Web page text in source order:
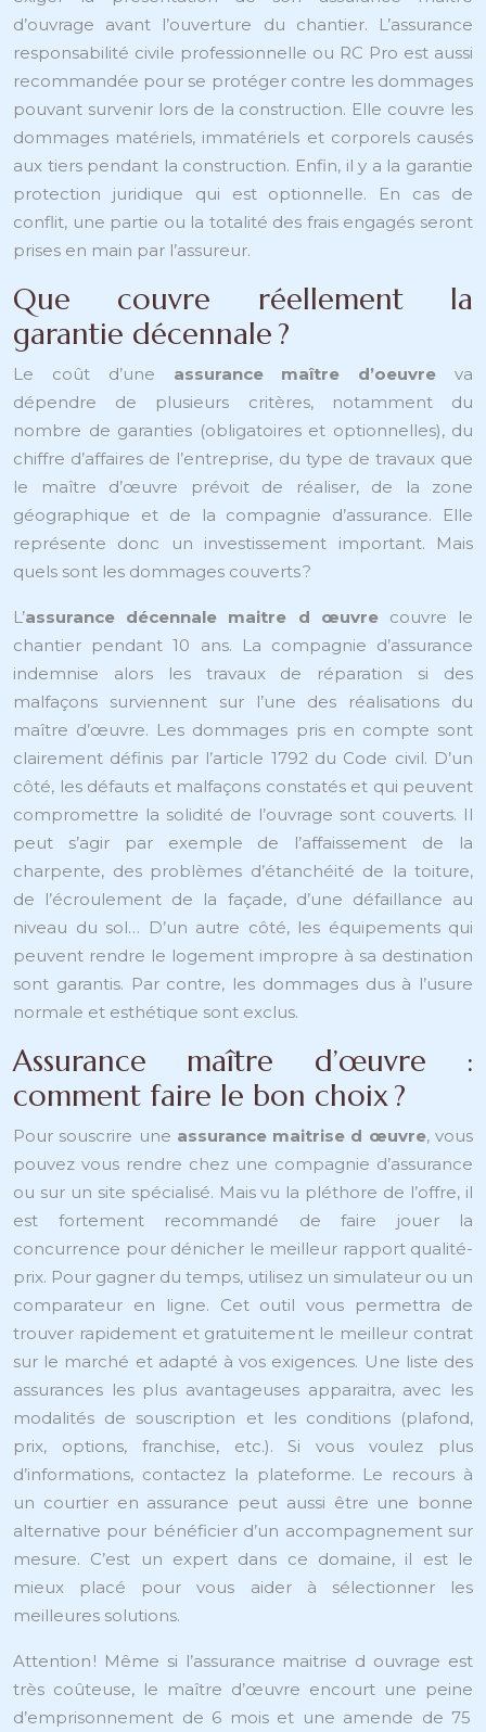
d’ouvrage avant l’ouverture du chantier. L’assurance
responsabilité civile professionnelle ou RC Pro est aussi
recommandée pour se protéger contre les dommages
pouvant survenir lors de la construction. Elle couvre les
dommages matériels, immatériels et corporels causés
aux tiers pendant la construction. Enfin, il y a la garantie
protection juridique qui est optionnelle. En cas de
conflit, une partie ou la totalité des frais engagés seront
prises en main par l’assureur.
Que couvre réellement la
garantie décennale ?
Le coût d’une assurance maître d’oeuvre va
dépendre de plusieurs critères, notamment du
nombre de garanties (obligatoires et optionnelles), du
chiffre d’affaires de l’entreprise, du type de travaux que
le maître d’œuvre prévoit de réaliser, de la zone
géographique et de la compagnie d’assurance. Elle
représente donc un investissement important. Mais
quels sont les dommages couverts ?
L’assurance décennale maitre d œuvre couvre le
chantier pendant 10 ans. La compagnie d’assurance
indemnise alors les travaux de réparation si des
malfaçons surviennent sur l’une des réalisations du
maître d’œuvre. Les dommages pris en compte sont
clairement définis par l’article 1792 du Code civil. D’un
côté, les défauts et malfaçons constatés et qui peuvent
compromettre la solidité de l’ouvrage sont couverts. Il
peut s’agir par exemple de l’affaissement de la
charpente, des problèmes d’étanchéité de la toiture,
de l’écroulement de la façade, d’une défaillance au
niveau du sol… D’un autre côté, les équipements qui
peuvent rendre le logement impropre à sa destination
sont garantis. Par contre, les dommages dus à l’usure
normale et esthétique sont exclus.
Assurance maître d’œuvre :
comment faire le bon choix ?
Pour souscrire une assurance maitrise d œuvre, vous
pouvez vous rendre chez une compagnie d’assurance
ou sur un site spécialisé. Mais vu la pléthore de l’offre, il
est fortement recommandé de faire jouer la
concurrence pour dénicher le meilleur rapport qualité-
prix. Pour gagner du temps, utilisez un simulateur ou un
comparateur en ligne. Cet outil vous permettra de
trouver rapidement et gratuitement le meilleur contrat
sur le marché et adapté à vos exigences. Une liste des
assurances les plus avantageuses apparaitra, avec les
modalités de souscription et les conditions (plafond,
prix, options, franchise, etc.). Si vous voulez plus
d’informations, contactez la plateforme. Le recours à
un courtier en assurance peut aussi être une bonne
alternative pour bénéficier d’un accompagnement sur
mesure. C’est un expert dans ce domaine, il est le
mieux placé pour vous aider à sélectionner les
meilleures solutions.
Attention ! Même si l’assurance maitrise d ouvrage est
très coûteuse, le maître d’œuvre encourt une peine
d’emprisonnement de 6 mois et une amende de 75